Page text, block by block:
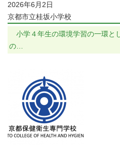
2026年6月2日
京都市立桂坂小学校
小学４年生の環境学習の一環と
の…